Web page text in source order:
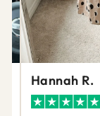
Hannah R.